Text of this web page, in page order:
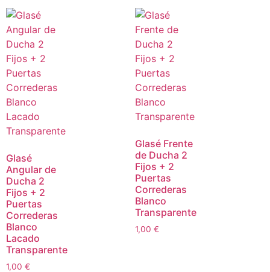
Glasé
Angular de
Ducha 2
Fijos + 2
Puertas
Correderas
Blanco
Lacado
Transparente
1,00 €
Glasé Frente
de Ducha 2
Fijos + 2
Puertas
Correderas
Blanco
Transparente
1,00 €